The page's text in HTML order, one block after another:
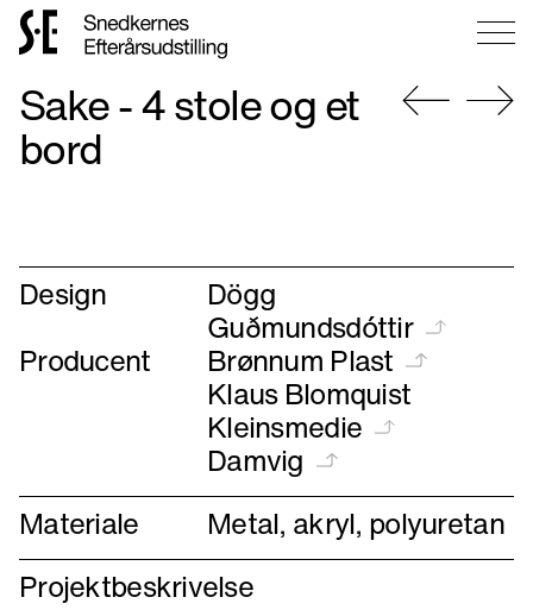
til
forsiden
Sake - 4 stole og et
bord
Design Dögg
Guðmundsdóttir
Producent Brønnum Plast
Klaus Blomquist
Kleinsmedie
Damvig
Materiale
Metal, akryl, polyuretan
Projektbeskrivelse